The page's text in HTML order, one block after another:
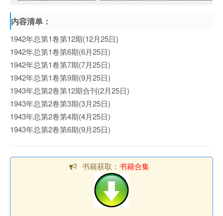
内容清单：
1942年总第1卷第12期(12月25日)
1942年总第1卷第6期(6月25日)
1942年总第1卷第7期(7月25日)
1942年总第1卷第9期(9月25日)
1943年总第2卷第12期合刊(2月25日)
1943年总第2卷第3期(3月25日)
1943年总第2卷第4期(4月25日)
1943年总第2卷第6期(9月25日)
书籍获取： 书籍合集